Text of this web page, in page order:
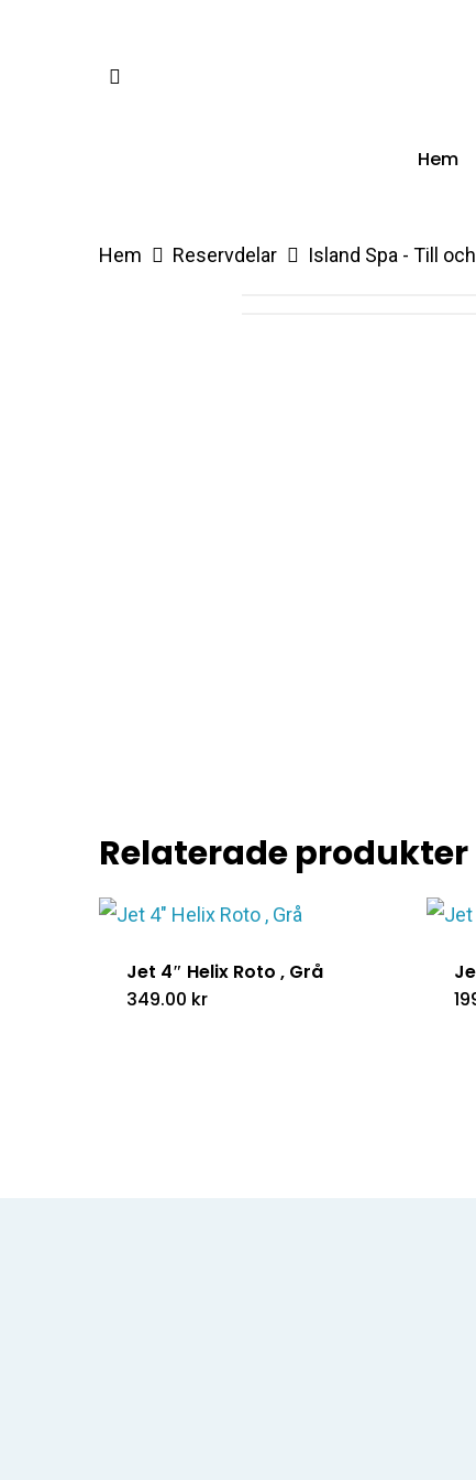
facebook
Hem
Hem Reservdelar Island Spa - Till
Relaterade produkter
Jet 4″ Helix Roto , Grå
349.00 kr